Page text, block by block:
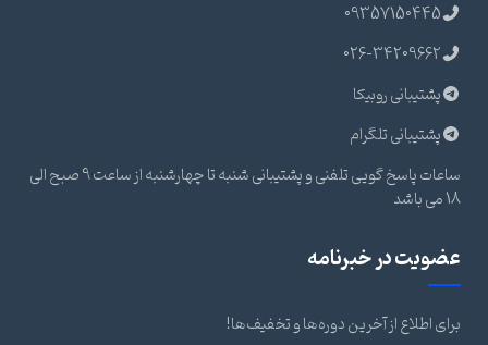
09357150445
026-34209662
پشتیبانی روبیکا
پشتیبانی تلگرام
ساعات پاسخ گویی تلفنی و پشتیبانی شنبه تا چهارشنبه از ساعت 9 صبح الی
18 می باشد
عضویت در خبرنامه
برای اطلاع از آخرین دوره‌ها و تخفیف‌ها!